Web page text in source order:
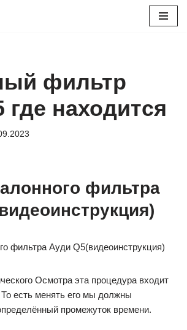
фильтр
где находится
фильтра
Осмотра эта процедура входит
То есть менять его мы должны
промежуток времени.